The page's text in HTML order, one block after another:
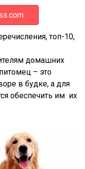
топ-10,
домашних
– это
в будке, а для
обеспечить им их